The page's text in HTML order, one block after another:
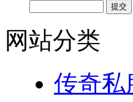
网站分类
传奇私